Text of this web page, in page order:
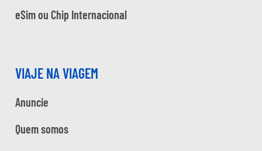
eSim ou Chip Internacional
VIAJE NA VIAGEM
Anuncie
Quem somos